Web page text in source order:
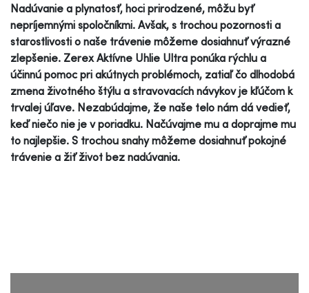
Nadúvanie a plynatosť, hoci prirodzené, môžu byť
nepríjemnými spoločníkmi. Avšak, s trochou pozornosti a
starostlivosti o naše trávenie môžeme dosiahnuť výrazné
zlepšenie. Zerex Aktívne Uhlie Ultra ponúka rýchlu a
účinnú pomoc pri akútnych problémoch, zatiaľ čo dlhodobá
zmena životného štýlu a stravovacích návykov je kľúčom k
trvalej úľave. Nezabúdajme, že naše telo nám dá vedieť,
keď niečo nie je v poriadku. Načúvajme mu a doprajme mu
to najlepšie. S trochou snahy môžeme dosiahnuť pokojné
trávenie a žiť život bez nadúvania.